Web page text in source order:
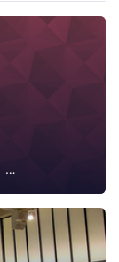
地域経済と地域社会